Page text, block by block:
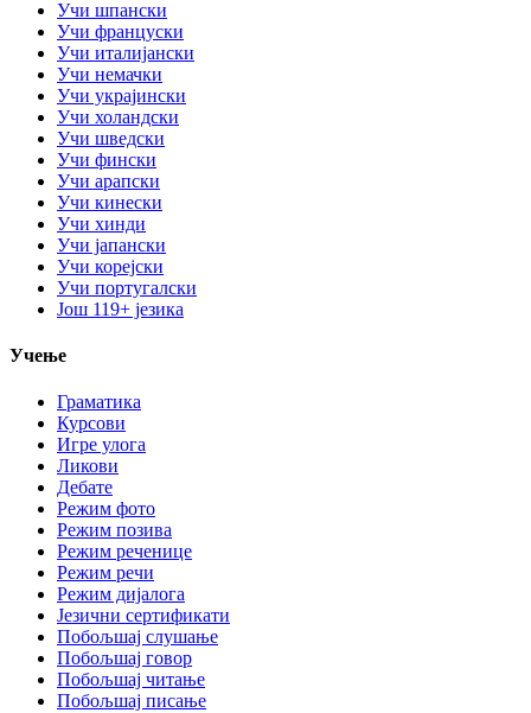
Учи шпански
Учи француски
Учи италијански
Учи немачки
Учи украјински
Учи холандски
Учи шведски
Учи фински
Учи арапски
Учи кинески
Учи хинди
Учи јапански
Учи корејски
Учи португалски
Још 119+ језика
Учење
Граматика
Курсови
Игре улога
Ликови
Дебате
Режим фото
Режим позива
Режим реченице
Режим речи
Режим дијалога
Језични сертификати
Побољшај слушање
Побољшај говор
Побољшај читање
Побољшај писање